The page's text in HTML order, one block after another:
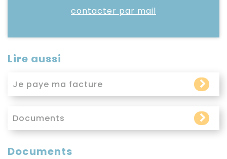
contacter par mail
Lire aussi
Je paye ma facture
Lire l'article
Documents
Lire l'article
Documents